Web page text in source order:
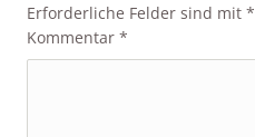
Erforderliche Felder sind mit*
Kommentar*